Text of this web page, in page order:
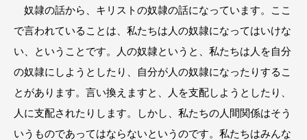
奴隷の話から、キリストの奴隷の話になっています。ここ
で言われていることは、私たちは人の奴隷になってはいけな
い、ということです。人の奴隷というと、私たちは人を自分
の奴隷にしようとしたり、自分が人の奴隷になったりするこ
とがあります。言い換えますと、人を支配しようとしたり、
人に支配されたりします。しかし、私たちの人間関係はそう
いうものであってはならないというのです。私たちはみんな